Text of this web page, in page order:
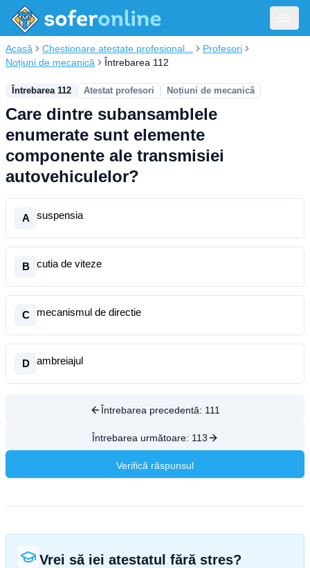
Acasă Chestionare atestate profesional...
Profesori
Noțiuni de mecanică
Întrebarea 112
Întrebarea 112 Atestat profesori Noțiuni de mecanică
Care dintre subansamblele
enumerate sunt elemente
componente ale transmisiei
autovehiculelor?
A suspensia
B cutia de viteze
C mecanismul de directie
D ambreiajul
Întrebarea precedentă: 111
Întrebarea următoare: 113
Verifică răspunsul
Vrei să iei atestatul fără stres?